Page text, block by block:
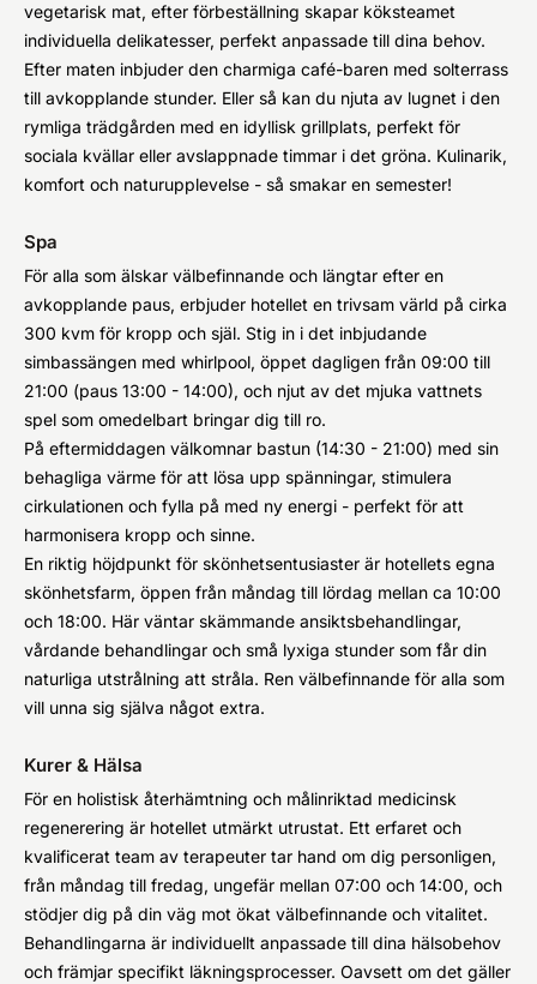
vegetarisk mat, efter förbeställning skapar köksteamet
individuella delikatesser, perfekt anpassade till dina behov.
Efter maten inbjuder den charmiga café-baren med solterrass
till avkopplande stunder. Eller så kan du njuta av lugnet i den
rymliga trädgården med en idyllisk grillplats, perfekt för
sociala kvällar eller avslappnade timmar i det gröna. Kulinarik,
komfort och naturupplevelse - så smakar en semester!
Spa
För alla som älskar välbefinnande och längtar efter en
avkopplande paus, erbjuder hotellet en trivsam värld på cirka
300 kvm för kropp och själ. Stig in i det inbjudande
simbassängen med whirlpool, öppet dagligen från 09:00 till
21:00 (paus 13:00 - 14:00), och njut av det mjuka vattnets
spel som omedelbart bringar dig till ro.
På eftermiddagen välkomnar bastun (14:30 - 21:00) med sin
behagliga värme för att lösa upp spänningar, stimulera
cirkulationen och fylla på med ny energi - perfekt för att
harmonisera kropp och sinne.
En riktig höjdpunkt för skönhetsentusiaster är hotellets egna
skönhetsfarm, öppen från måndag till lördag mellan ca 10:00
och 18:00. Här väntar skämmande ansiktsbehandlingar,
vårdande behandlingar och små lyxiga stunder som får din
naturliga utstrålning att stråla. Ren välbefinnande för alla som
vill unna sig själva något extra.
Kurer & Hälsa
För en holistisk återhämtning och målinriktad medicinsk
regenerering är hotellet utmärkt utrustat. Ett erfaret och
kvalificerat team av terapeuter tar hand om dig personligen,
från måndag till fredag, ungefär mellan 07:00 och 14:00, och
stödjer dig på din väg mot ökat välbefinnande och vitalitet.
Behandlingarna är individuellt anpassade till dina hälsobehov
och främjar specifikt läkningsprocesser. Oavsett om det gäller